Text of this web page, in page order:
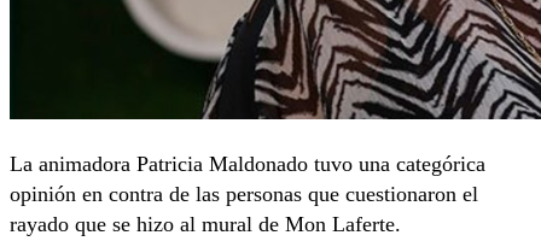
La animadora Patricia Maldonado tuvo una categórica
opinión en contra de las personas que cuestionaron el
rayado que se hizo al mural de Mon Laferte.